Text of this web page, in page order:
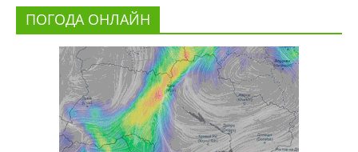
ПОГОДА ОНЛАЙН